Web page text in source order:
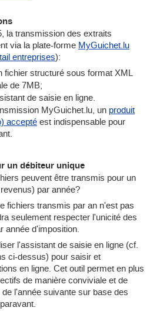
la transmission des extraits
via la plate-forme MyGuichet.lu
entreprises):
fichier structuré sous format XML
de 7MB;
de saisie en ligne.
MyGuichet.lu, un produit
accepté est indispensable pour
un débiteur unique
peuvent être transmis pour un
par année?
fichiers transmis par an n'est pas
seulement respecter l'unicité des
année d'imposition.
l'assistant de saisie en ligne (cf.
ci-dessus) pour saisir et
en ligne. Cet outil permet en plus
de manière conviviale et de
l'année suivante sur base des